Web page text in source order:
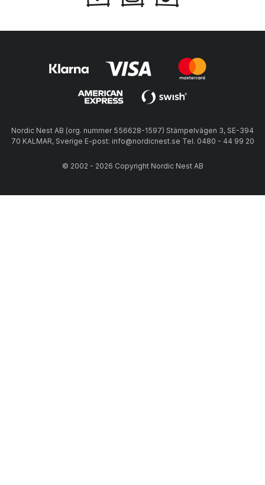
Nordic Nest AB (org. nummer 556628-1597) Stämpelvägen 3, SE-394
70 KALMAR, Sverige E-post: info@nordicnest.se Tel. 0480 - 44 99 20
© 2002 - 2026 Copyright Nordic Nest AB